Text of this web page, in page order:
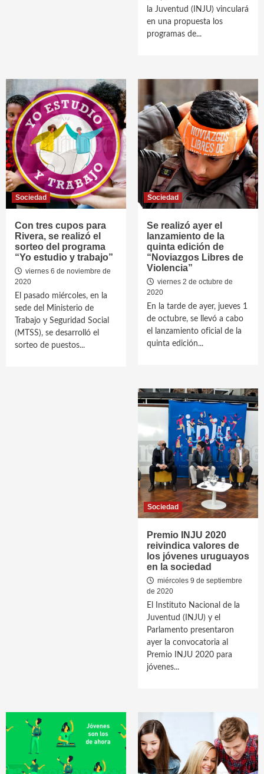
la Juventud (INJU) vinculará
en una propuesta los
programas de...
Sociedad
Con tres cupos para
Rivera, se realizó el
sorteo del programa
“Yo estudio y trabajo”
viernes 6 de noviembre de
2020
El pasado miércoles, en la
sede del Ministerio de
Trabajo y Seguridad Social
(MTSS), se desarrolló el
sorteo de puestos...
Sociedad
Se realizó ayer el
lanzamiento de la
quinta edición de
“Noviazgos Libres de
Violencia”
viernes 2 de octubre de
2020
En la tarde de ayer, jueves 1
de octubre, se llevó a cabo
el lanzamiento oficial de la
quinta edición...
Sociedad
Premio INJU 2020
reivindica valores de
los jóvenes uruguayos
en la sociedad
miércoles 9 de septiembre
de 2020
El Instituto Nacional de la
Juventud (INJU) y el
Parlamento presentaron
ayer la convocatoria al
Premio INJU 2020 para
jóvenes...